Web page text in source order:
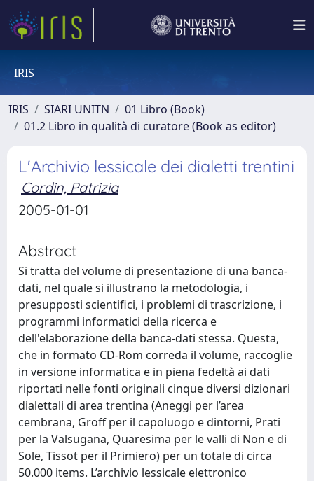
IRIS
IRIS SIARI UNITN
01 Libro (Book)
01.2 Libro in qualità di curatore (Book as editor)
L'Archivio lessicale dei dialetti trentini
Cordin, Patrizia
2005-01-01
Abstract
Si tratta del volume di presentazione di una banca-
dati, nel quale si illustrano la metodologia, i
presupposti scientifici, i problemi di trascrizione, i
programmi informatici della ricerca e
dell'elaborazione della banca-dati stessa. Questa,
che in formato CD-Rom correda il volume, raccoglie
in versione informatica e in piena fedeltà ai dati
riportati nelle fonti originali cinque diversi dizionari
dialettali di area trentina (Aneggi per l’area
cembrana, Groff per il capoluogo e dintorni, Prati
per la Valsugana, Quaresima per le valli di Non e di
Sole, Tissot per il Primiero) per un totale di circa
50.000 items. L’archivio lessicale elettronico